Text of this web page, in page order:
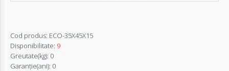
Cod produs: ECO-35X45X15
Disponibilitate: 9
Greutate(kg): 0
Garanţie(ani): 0